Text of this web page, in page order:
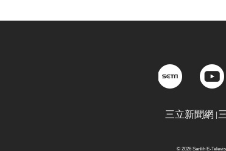
三立新聞網
© 2026 Sanlih E-